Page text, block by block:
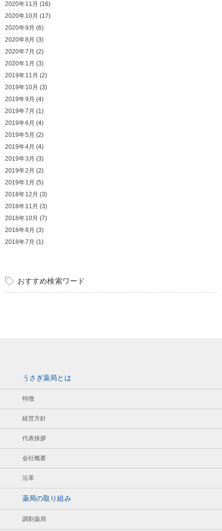
2020年11月 (16)
2020年10月 (17)
2020年9月 (6)
2020年8月 (3)
2020年7月 (2)
2020年1月 (3)
2019年11月 (2)
2019年10月 (3)
2019年9月 (4)
2019年7月 (1)
2019年6月 (4)
2019年5月 (2)
2019年4月 (4)
2019年3月 (3)
2019年2月 (2)
2019年1月 (5)
2018年12月 (3)
2018年11月 (3)
2018年10月 (7)
2018年8月 (3)
2018年7月 (1)
おすすめ検索ワード
うさぎ薬局とは
特徴
経営方針
代表挨拶
会社概要
沿革
薬局の取り組み
調剤薬局